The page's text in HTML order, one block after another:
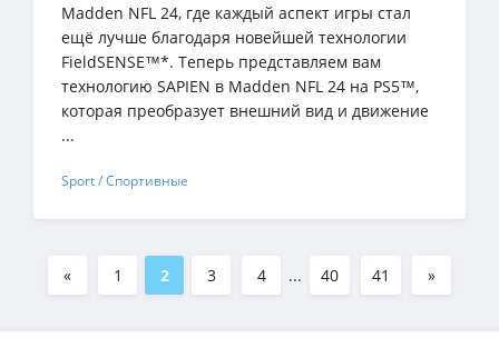
Madden NFL 24, где каждый аспект игры стал
ещё лучше благодаря новейшей технологии
FieldSENSE™*. Теперь представляем вам
технологию SAPIEN в Madden NFL 24 на PS5™,
которая преобразует внешний вид и движение
...
Sport / Спортивные
« 1 2 3 4 ... 40 41 »